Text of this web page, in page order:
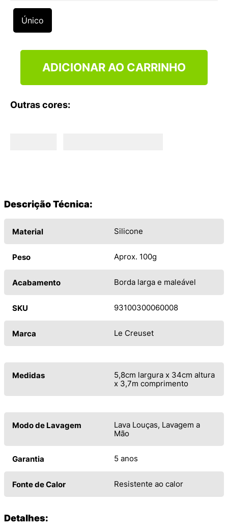
Único
ADICIONAR AO CARRINHO
Outras cores:
Descrição Técnica:
Material Silicone
Peso Aprox. 100g
Acabamento Borda larga e maleável
SKU 93100300060008
Marca Le Creuset
Medidas
5,8cm largura x 34cm altura
x 3,7m comprimento
Modo de Lavagem
Lava Louças, Lavagem a
Mão
Garantia 5 anos
Fonte de Calor Resistente ao calor
Detalhes:
10º NEW 530